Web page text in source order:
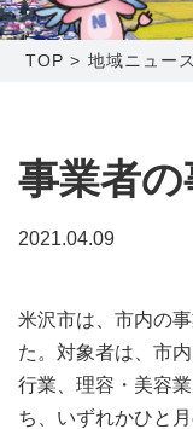
センター情報
採用情報
お問い合わせ
お申し込み
0238-24-
営業時間 9:00～
〒041-0801
北海道函館市桔梗町
0138-34-
営業時間 9:00～
TOP > 地域ニュース
事業者
2021.04.09
米沢市は、市内の
た。対象者は、市
行業、理容・美容
ち、いずれかひと